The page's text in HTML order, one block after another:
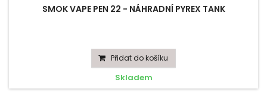
SMOK VAPE PEN 22 - NÁHRADNÍ PYREX TANK
Přidat do košíku
Skladem